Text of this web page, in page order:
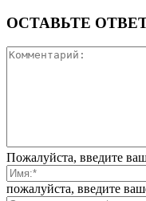
ОСТАВЬТЕ
Пожалуйста, введите
пожалуйста, введите